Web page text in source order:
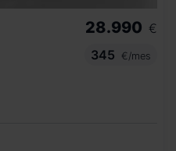
28.990 €
345
€/mes